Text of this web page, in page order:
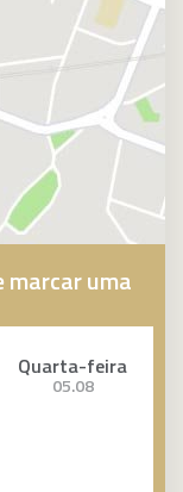
marcar uma
Quarta-feira
05.08